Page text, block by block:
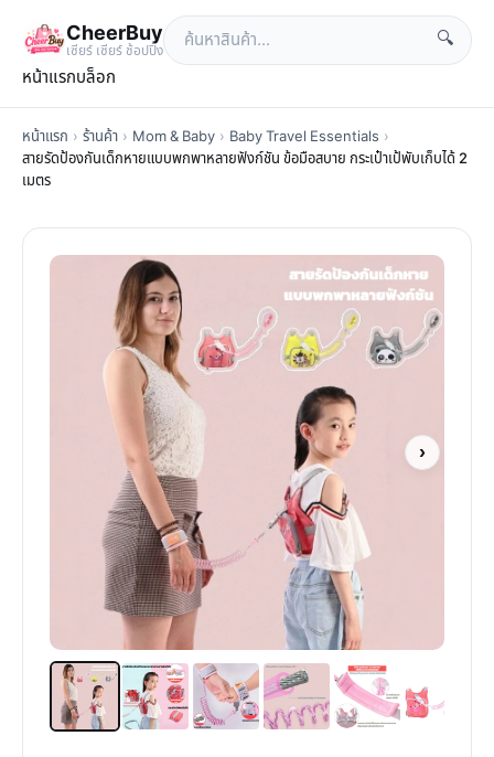
CheerBuy
เซียร์ เซียร์ ช้อปปิ้ง
🔍
หน้าแรกบล็อก
หน้าแรก › ร้านค้า › Mom & Baby › Baby Travel Essentials ›
สายรัดป้องกันเด็กหายแบบพกพาหลายฟังก์ชัน ข้อมือสบาย กระเป๋าเป้พับเก็บได้ 2
เมตร
›